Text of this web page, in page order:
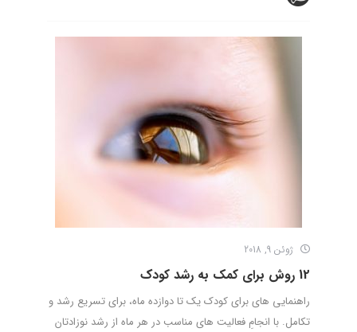
ژوئن 9, 2018
12 روش برای کمک به رشد کودک
راهنمایی های برای کودک یک تا دوازده ماه، برای تسریع رشد و
تکامل. با انجامِ فعالیت های مناسب در هر ماه از رشد نوزادتان